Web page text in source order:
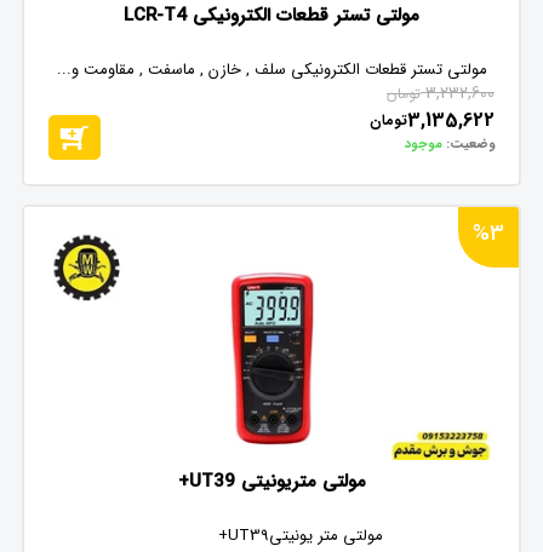
مولتی تستر قطعات الکترونیکی LCR-T4
مولتی تستر قطعات الکترونیکی سلف , خازن , ماسفت , مقاومت و...
3,232,600 تومان
3,135,622تومان
وضعیت: موجود
%3
مولتی متریونیتی UT39+
مولتی متر یونیتیUT39+